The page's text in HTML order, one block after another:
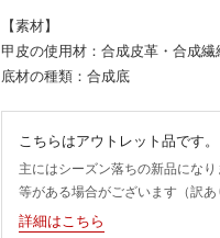
【素材】
甲皮の使用材：合成皮革・合成繊
底材の種類：合成底
こちらはアウトレット品です。
主にはシーズン落ちの新品にな
等がある場合がございます（訳あ
詳細はこちら